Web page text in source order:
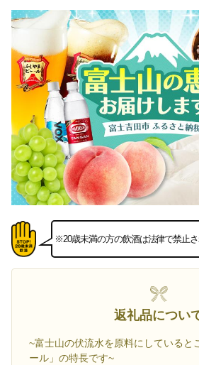
※20歳未満の方の飲酒は法律で禁止さ
返礼品につい
~富士山の伏流水を原料にしていると
ール」の特長です~